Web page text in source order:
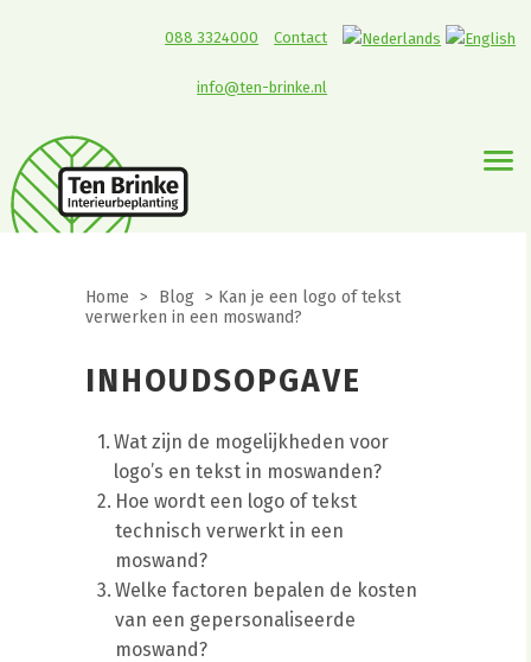
Contact
088 3324000
info@ten-brinke.nl
Home > Blog > Kan je een logo of tekst
verwerken in een moswand?
INHOUDSOPGAVE
Wat zijn de mogelijkheden voor
logo’s en tekst in moswanden?
Hoe wordt een logo of tekst
technisch verwerkt in een
moswand?
Welke factoren bepalen de kosten
van een gepersonaliseerde
moswand?